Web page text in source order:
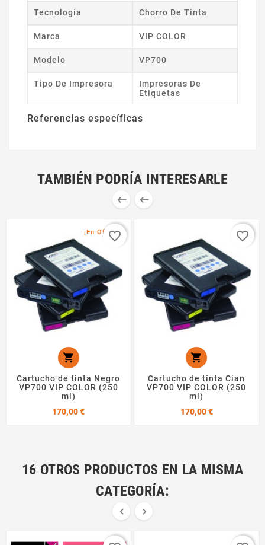
Tecnología Chorro De Tinta
Marca VIP COLOR
Modelo VP700
Tipo De Impresora
Impresoras De
Etiquetas
Referencias específicas
TAMBIÉN PODRÍA INTERESARLE
 
¡En Oferta!

Cartucho de tinta Negro
VP700 VIP COLOR (250
ml)
170,00 €Precio
favorite_border

Cartucho de tinta Cian
VP700 VIP COLOR (250
ml)
170,00 €Precio
favorite_border
16 OTROS PRODUCTOS EN LA MISMA
CATEGORÍA:
 